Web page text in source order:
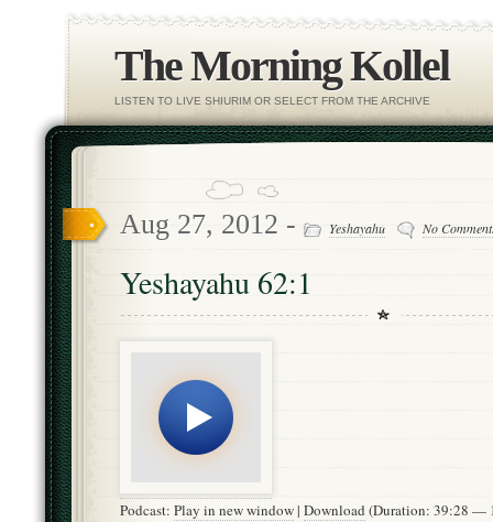
The Morning Kollel
LISTEN TO LIVE SHIURIM OR SELECT FROM THE ARCHIVE
Aug 27, 2012 - Yeshayahu No
Yeshayahu 62:1
Podcast: Play in new window| Download (Duration: 39:28 —